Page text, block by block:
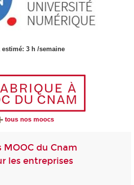
estimé: 3 h /semaine
tous nos moocs
du Cnam
les entreprises